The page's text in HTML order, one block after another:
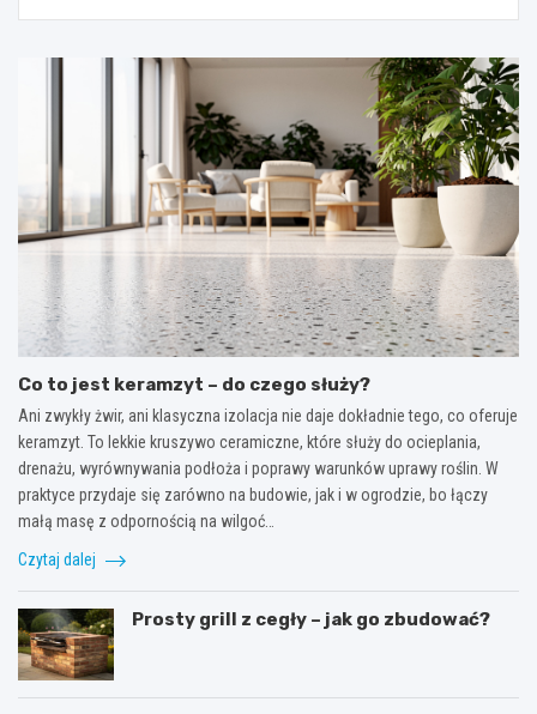
Co to jest keramzyt – do czego służy?
Ani zwykły żwir, ani klasyczna izolacja nie daje dokładnie tego, co oferuje
keramzyt. To lekkie kruszywo ceramiczne, które służy do ocieplania,
drenażu, wyrównywania podłoża i poprawy warunków uprawy roślin. W
praktyce przydaje się zarówno na budowie, jak i w ogrodzie, bo łączy
małą masę z odpornością na wilgoć…
Czytaj dalej
Prosty grill z cegły – jak go zbudować?